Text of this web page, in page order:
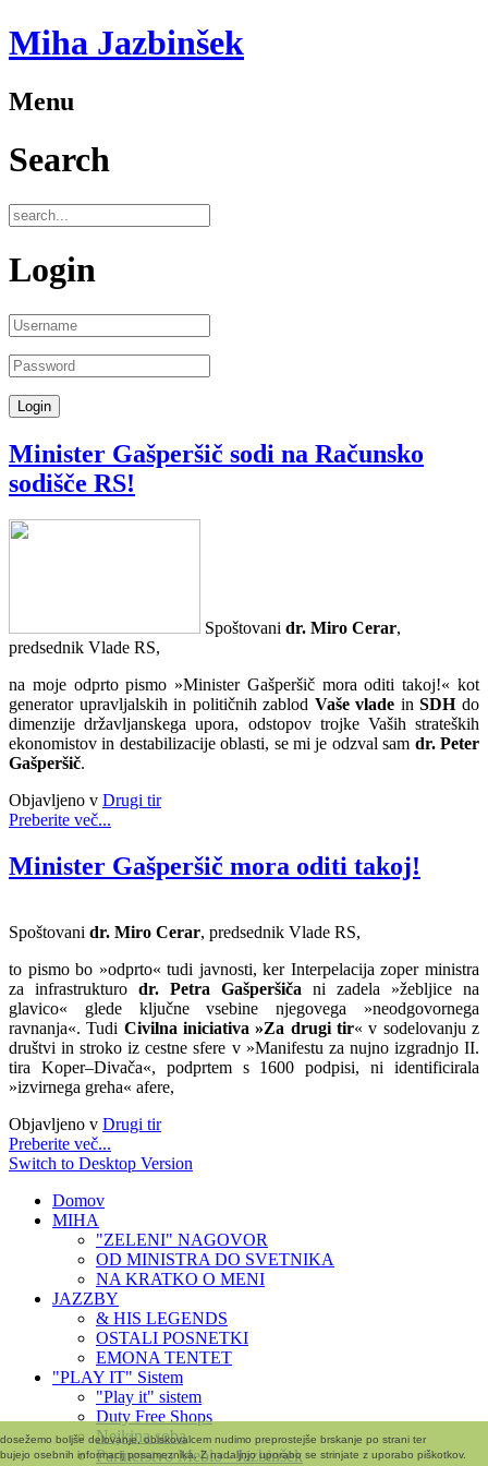
Miha Jazbinšek
Menu
Search
Login
Minister Gašperšič sodi na Računsko
sodišče RS!
Spoštovani dr. Miro Cerar,
predsednik Vlade RS,
na moje odprto pismo »Minister Gašperšič mora oditi takoj!« kot
generator upravljalskih in političnih zablod Vaše vlade inSDHdo
dimenzije državljanskega upora, odstopov trojke Vaših strateških
ekonomistov in destabilizacije oblasti, se mi je odzval sam dr. Peter
Gašperšič.
Objavljeno v Drugi tir
Preberite več...
Minister Gašperšič mora oditi takoj!
Spoštovani dr. Miro Cerar, predsednik Vlade RS,
to pismo bo »odprto« tudi javnosti, ker Interpelacija zoper ministra
za infrastrukturo dr. Petra Gašperšiča ni zadela »žebljice na
glavico« glede ključne vsebine njegovega »neodgovornega
ravnanja«. Tudi Civilna iniciativa »Za drugi tir« v sodelovanju z
društvi in stroko iz cestne sfere v »Manifestu za nujno izgradnjo II.
tira Koper–Divača«, podprtem s 1600 podpisi, ni identificirala
»izvirnega greha« afere,
Objavljeno v Drugi tir
Preberite več...
Switch to Desktop Version
Domov
MIHA
"ZELENI" NAGOVOR
OD MINISTRA DO SVETNIKA
NA KRATKO O MENI
JAZZBY
& HIS LEGENDS
OSTALI POSNETKI
EMONA TENTET
"PLAY IT" Sistem
"Play it" sistem
Duty Free Shops
Nejkina soba
Partnerstvo Meblo - Jazbinšek
boljše delovanje, obiskovalcem nudimo preprostejše brskanje po strani ter
osebnih informacij posameznika. Z nadaljnjo uporabo se strinjate z uporabo piškotkov.